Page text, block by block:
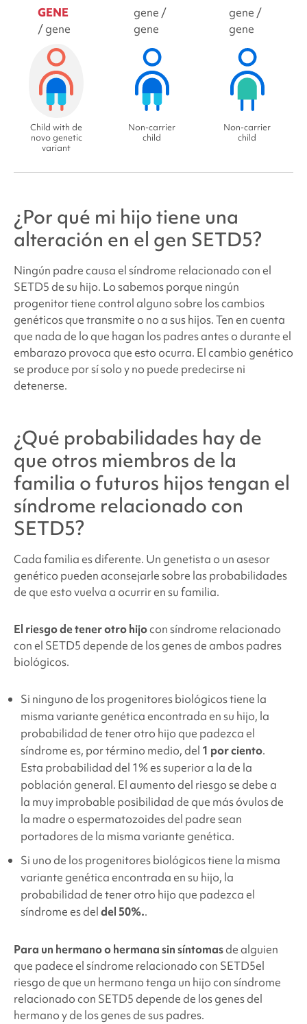
GENE
/ gene
Child with de
novo genetic
variant
gene /
gene
Non-carrier
child
gene /
gene
Non-carrier
child
¿Por qué mi hijo tiene una
alteración en el gen SETD5?
Ningún padre causa elsíndrome relacionado con el
SETD5 de su hijo. Lo sabemos porque ningún
progenitor tiene control alguno sobre los cambios
genéticos que transmite o no a sus hijos. Ten en cuenta
que nada de lo que hagan los padres antes o durante el
embarazo provoca que esto ocurra. El cambio genético
se produce por sí solo y no puede predecirse ni
detenerse.
¿Qué probabilidades hay de
que otros miembros de la
familia o futuros hijos tengan el
síndrome relacionado con
SETD5?
Cada familia es diferente. Un genetista o un asesor
genético pueden aconsejarle sobre las probabilidades
de que esto vuelva a ocurrir en su familia.
El riesgo de tener otro hijocon síndrome relacionado
con el SETD5 depende de los genes de ambos padres
biológicos.
Si ninguno de los progenitores biológicos tiene la
misma variante genética encontrada en su hijo, la
probabilidad de tener otro hijo que padezca el
síndrome es, por término medio, del 1 por ciento.
Esta probabilidad del 1% es superior a la de la
población general. El aumento del riesgo se debe a
la muy improbable posibilidad de que más óvulos de
la madre o espermatozoides del padre sean
portadores de la misma variante genética.
Si uno de los progenitores biológicos tiene la misma
variante genética encontrada en su hijo, la
probabilidad de tener otro hijo que padezca el
síndrome es deldel 50%..
Para un hermano o hermana sin síntomasde alguien
que padeceel síndrome relacionado con SETD5el
riesgo de que un hermano tenga un hijo con síndrome
relacionado con SETD5 depende de los genes del
hermano y de los genes de sus padres.